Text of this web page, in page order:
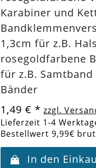
Karabiner und
1,3cm für z.B.
rosegoldfarbene
für z.B.
Bänder
1,49 € * zzgl.
Lieferzeit 1-4
Bestellwert 9,99€
In den